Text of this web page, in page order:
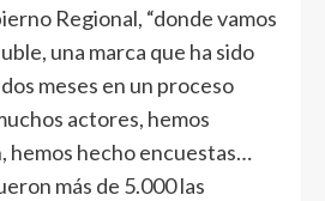
Regional, “donde vamos
una marca que ha sido
meses en un proceso
actores, hemos
hemos hecho encuestas…
más de 5.000 las